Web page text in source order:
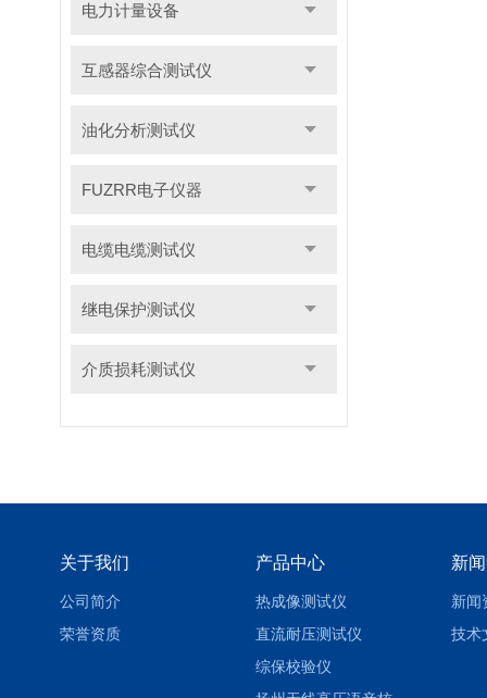
电力计量设备
互感器综合测试仪
油化分析测试仪
FUZRR电子仪器
电缆电缆测试仪
继电保护测试仪
介质损耗测试仪
关于我们
公司简介
荣誉资质
产品中心
热成像测试仪
直流耐压测试仪
综保校验仪
新
新闻
技术